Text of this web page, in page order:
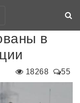
в
18268 55